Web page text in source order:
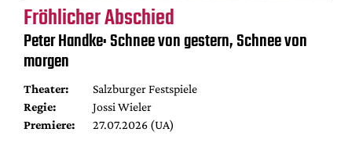
Fröhlicher Abschied
Peter Handke: Schnee von gestern, Schnee von
morgen
Theater:
Salzburger Festspiele
Regie:
Jossi Wieler
Premiere:
27.07.2026 (UA)